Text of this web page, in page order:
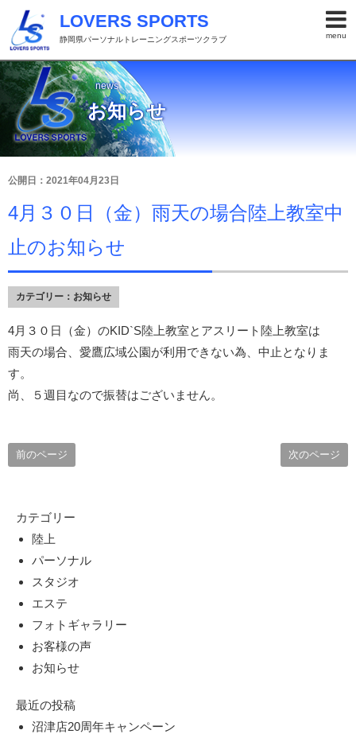
menu
LOVERS SPORTS
静岡県パーソナルトレーニングスポーツクラブ
news
お知らせ
公開日：2021年04月23日
4月３０日（金）雨天の場合陸上教室中
止のお知らせ
カテゴリー： お知らせ
4月３０日（金）のKID`S陸上教室とアスリート陸上教室は
雨天の場合、愛鷹広域公園が利用できない為、中止となりま
す。
尚、５週目なので振替はございません。
前のページ 次のページ
カテゴリー
陸上
パーソナル
スタジオ
エステ
フォトギャラリー
お客様の声
お知らせ
最近の投稿
沼津店20周年キャンペーン